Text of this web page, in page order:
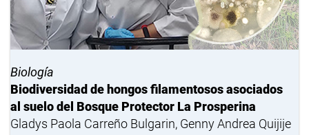
Biología
Biodiversidad de hongos filamentosos asociados
al suelo del Bosque Protector La Prosperina
Gladys Paola Carreño Bulgarin, Genny Andrea Quijije